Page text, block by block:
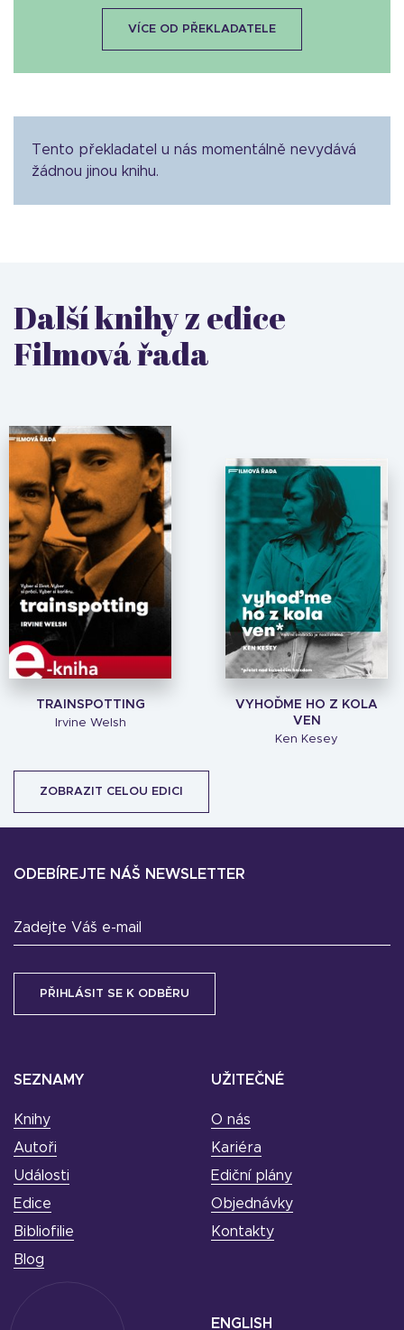
Tento překladatel u nás momentálně nevydává
žádnou jinou knihu.
VÍCE OD PŘEKLADATELE
Další knihy z edice
Filmová řada
TRAINSPOTTING
Irvine Welsh
VYHOĎME HO Z KOLA
VEN
Ken Kesey
ZOBRAZIT CELOU EDICI
SEZNAMY
Knihy
Autoři
Události
Edice
Bibliofilie
Blog
UŽITEČNÉ
O nás
Kariéra
Ediční plány
Objednávky
Kontakty
ODEBÍREJTE NÁŠ NEWSLETTER
Zadejte Váš e-mail
ENGLISH